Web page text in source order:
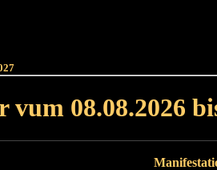
vum 08.08.2026